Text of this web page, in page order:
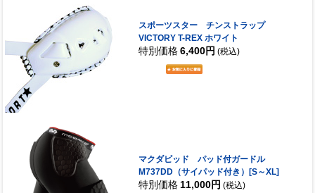
スポーツスター チンストラップ
VICTORY T-REX ホワイト
特別価格 6,400円 (税込)
マクダビッド パッド付ガードル
M737DD（サイパッド付き）[S～XL]
特別価格 11,000円 (税込)